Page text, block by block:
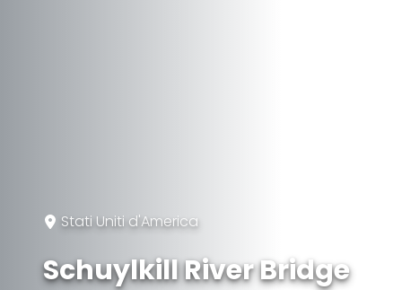
Stati Uniti d'America
Schuylkill River Bridge